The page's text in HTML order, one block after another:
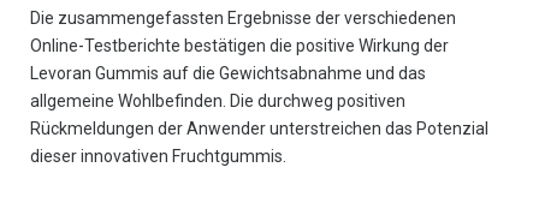
Die zusammengefassten Ergebnisse der verschiedenen
Online-Testberichte bestätigen die positive Wirkung der
Levoran Gummis auf die Gewichtsabnahme und das
allgemeine Wohlbefinden. Die durchweg positiven
Rückmeldungen der Anwender unterstreichen das Potenzial
dieser innovativen Fruchtgummis.